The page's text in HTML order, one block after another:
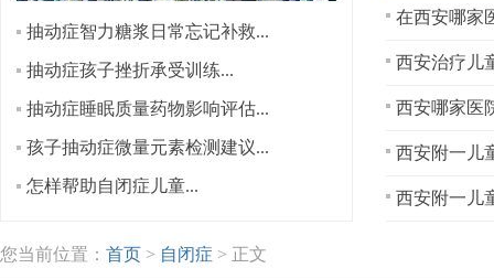
抽动症智力糖浆日常忘记补救...
抽动症孩子挫折承受训练...
抽动症睡眠质量药物影响评估...
孩子抽动症微量元素检测建议...
怎样帮助自闭症儿童...
在西安哪家
西安治疗儿
西安附一儿
西安附一儿
您当前位置： 首页 > 自闭症 > 正文